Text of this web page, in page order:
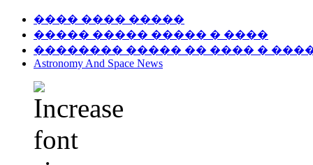
���� ���� �����
����� ����� ����� � ����
�������� ����� �� ���� �
Astronomy And Space News